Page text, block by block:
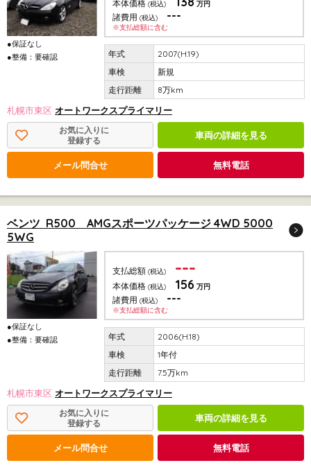
●保証なし
●整備：要確認
本体価格 (税込) 万円
諸費用 (税込) ---
※支払総額に含む
2007(H.19)
新規
8万km
札幌市東区 オートワークスプライマリー
お気に入りに
登録する
車両の詳細を見る
メール問合せ 無料電話
ベンツ R500 AMGスポーツパッケージ 4WD 5000
5WG
●保証なし
●整備：要確認
支払総額 (税込) ---
本体価格 (税込) 156 万円
諸費用 (税込) ---
※支払総額に含む
2006(H.18)
1年付
7.5万km
札幌市東区 オートワークスプライマリー
お気に入りに
登録する
車両の詳細を見る
メール問合せ 無料電話